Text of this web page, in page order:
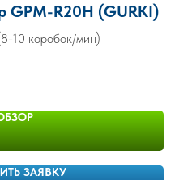
GPM-R20H (GURKI)
10 коробок/мин)
ЗАЯВКУ